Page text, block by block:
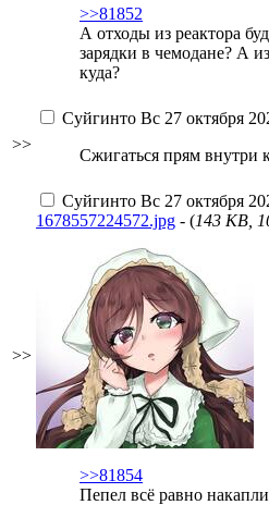
>>81852
А отходы из реактора
зарядки в чемодане? А
куда?
>>
Суйгинто Вс 27 октября
Сжигаться прям внутри
>>
Суйгинто Вс 27 октября
1678557224572.jpg - (143 KB,
>>81854
Пепел всё равно